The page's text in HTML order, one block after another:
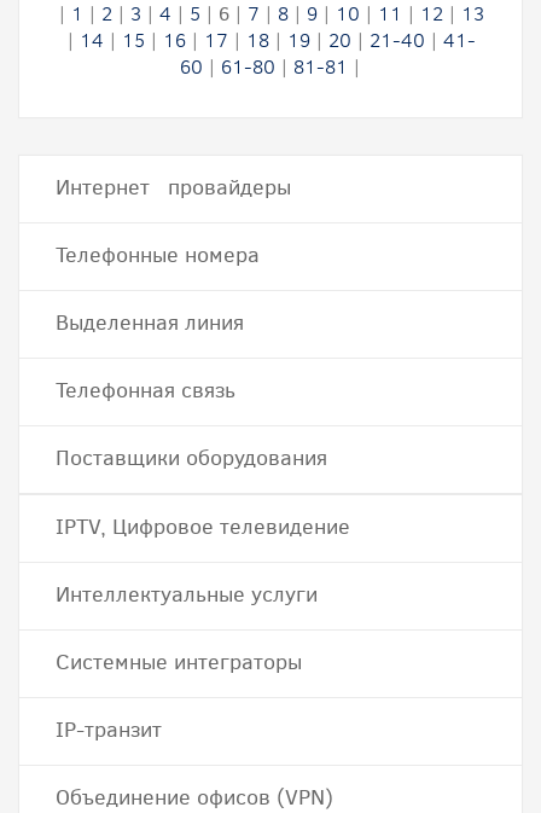
| 1 | 2| 3 | 4 | 5 | 6| 7 | 8| 9| 10 | 11 | 12| 13
| 14 | 15 | 16| 17 | 18| 19| 20 | 21-40 | 41-
60 | 61-80 | 81-81 |
Интернет провайдеры
Телефонные номера
Выделенная линия
Телефонная связь
Поставщики оборудования
IPTV, Цифровое телевидение
Интеллектуальные услуги
Системные интеграторы
IP-транзит
Объединение офисов (VPN)